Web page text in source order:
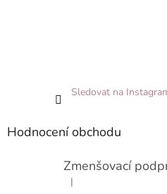
Sledovat na
Hodnocení obchodu
Hodnocení produktu je
|